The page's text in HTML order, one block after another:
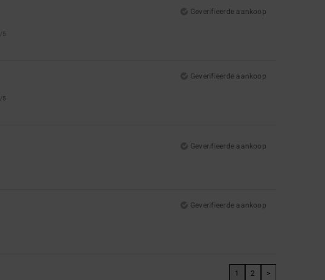
Geverifieerde aankoop
/5
Geverifieerde aankoop
/5
Geverifieerde aankoop
Geverifieerde aankoop
1 2 >